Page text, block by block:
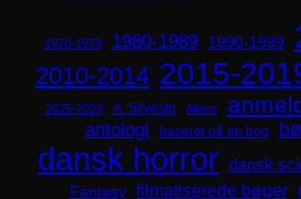
1970-1979 1980-1989 1990-1999
2010-2014 2015-
2025-2029 A. Silvestri Aliens
antologi baseret på en bog
dansk horror dansk
Fantasy filmatiserede bøger